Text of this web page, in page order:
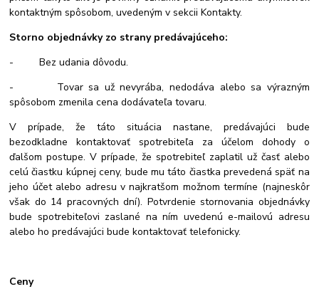
kontaktným spôsobom, uvedeným v sekcii Kontakty.
Storno objednávky zo strany predávajúceho:
- Bez udania dôvodu.
- Tovar sa už nevyrába, nedodáva alebo sa výrazným
spôsobom zmenila cena dodávateľa tovaru.
V prípade, že táto situácia nastane, predávajúci bude
bezodkladne kontaktovať spotrebiteľa za účelom dohody o
ďalšom postupe. V prípade, že spotrebiteľ zaplatil už časť alebo
celú čiastku kúpnej ceny, bude mu táto čiastka prevedená späť na
jeho účet alebo adresu v najkratšom možnom termíne (najneskôr
však do 14 pracovných dní). Potvrdenie stornovania objednávky
bude spotrebiteľovi zaslané na ním uvedenú e-mailovú adresu
alebo ho predávajúci bude kontaktovať telefonicky.
Ceny